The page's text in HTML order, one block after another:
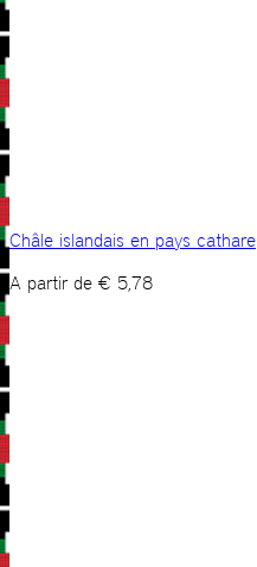
Châle islandais en pays cathare
A partir de € 5,78